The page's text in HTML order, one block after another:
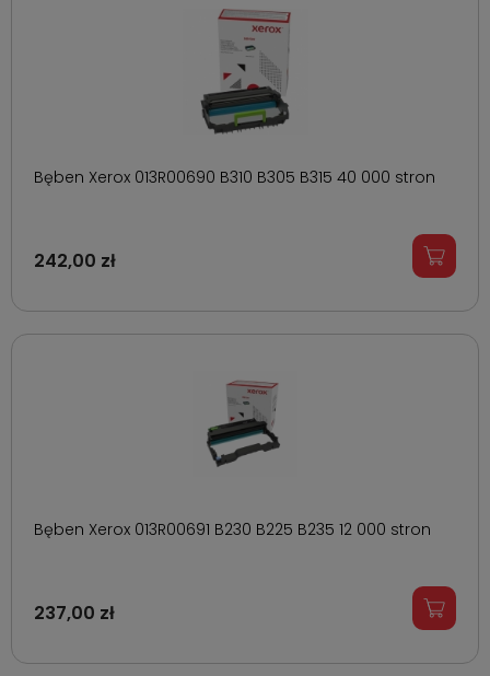
Bęben Xerox 013R00690 B310 B305 B315 40 000 stron
242,00 zł
Bęben Xerox 013R00691 B230 B225 B235 12 000 stron
237,00 zł